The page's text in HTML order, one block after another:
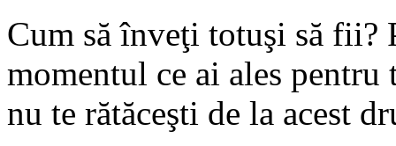
Cum să înveţi totuşi să fii?
momentul ce ai ales
nu te rătăceşti de la acest